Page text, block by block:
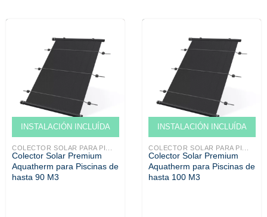
INSTALACIÓN INCLUÍDA
Venta solo ONLINE
COLECTOR SOLAR PARA PI...
Colector Solar Premium
Aquatherm para Piscinas de
hasta 90 M3
INSTALACIÓN INCLUÍDA
Venta solo ONLINE
COLECTOR SOLAR PARA PI...
Colector Solar Premium
Aquatherm para Piscinas de
hasta 100 M3